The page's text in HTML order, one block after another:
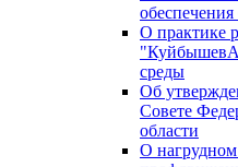
О
среды
Об
Совете
области
О